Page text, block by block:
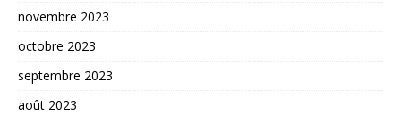
novembre 2023
octobre 2023
septembre 2023
août 2023